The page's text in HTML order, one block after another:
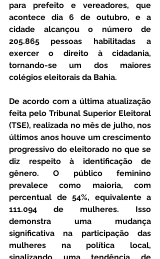
para prefeito e vereadores, que
acontece dia 6 de outubro, e a
cidade alcançou o número de
205.865 pessoas habilitadas a
exercer o direito à cidadania,
tornando-se um dos maiores
colégios eleitorais da Bahia.
De acordo com a última atualização
feita pelo Tribunal Superior Eleitoral
(TSE), realizada no mês de julho, nos
últimos anos houve um crescimento
progressivo do eleitorado no que se
diz respeito à identificação de
gênero. O público feminino
prevalece como maioria, com
percentual de 54%, equivalente a
111.094 de mulheres. Isso
demonstra uma mudança
significativa na participação das
mulheres na política local,